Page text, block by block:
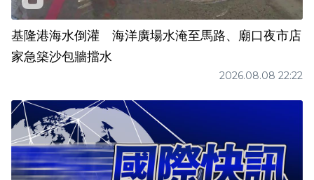
基隆港海水倒灌 海洋廣場水淹至馬路、廟口夜市店
家急築沙包牆擋水
2026.08.08 22:22